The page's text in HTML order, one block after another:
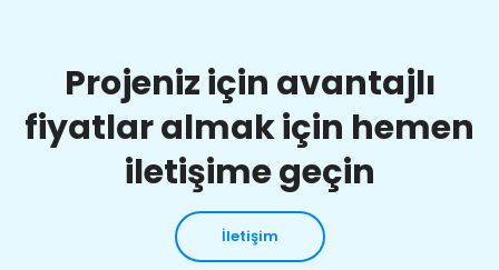
Projeniz için avantajlı
fiyatlar almak için hemen
iletişime geçin
İletişim